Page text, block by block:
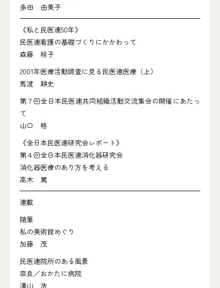
多田 由美子
《私と民医連50年》
民医連看護の基礎づくりにかかわって
森藤 相子
2001年医療活動調査に見る民医連医療（上）
馬渡 耕史
第７回全日本民医連共同組織活動交流集会の開催にあたっ
て
山口 格
《全日本民医連研究会レポート》
第４回全日本民医連消化器研究会
消化器医療のあり方を考える
高木 篤
連載
随筆
私の美術館めぐり
加藤 茂
民医連院所のある風景
奈良／おかたに病院
澤山 浩